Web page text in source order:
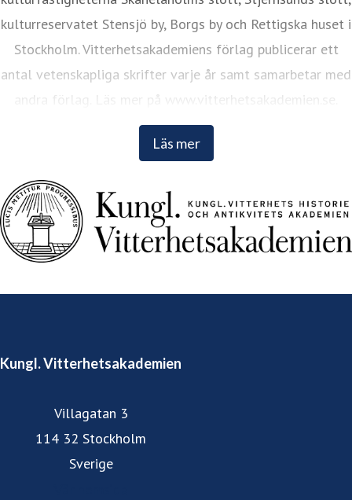
Läs mer
kulturreservatet Stensjö by, Borgs by och Rettigska huset i
Stockholm. Vitterhetsakademiens förlag publicerar ett
antal vetenskapliga skrifter varje år samt samarbetar med
andra förlag. Läs mer på www.vitterhetsakademien.se.
Kungl. Vitterhetsakademien
Villagatan 3
114 32 Stockholm
Sverige